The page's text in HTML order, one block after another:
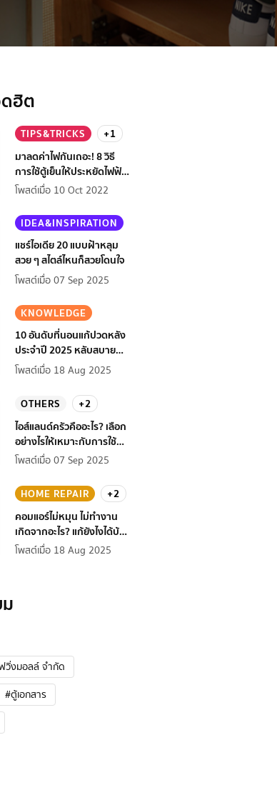
ฮิต
TIPS&TRICKS
+1
มาลดค่าไฟกันเถอะ! 8 วิธี
การใช้ตู้เย็นให้ประหยัดไฟฟ้า
กว่าเดิม
โพสต์เมื่อ 10 Oct 2022
IDEA&INSPIRATION
แชร์ไอเดีย 20 แบบฝ้าหลุม
สวย ๆ สไตล์ไหนก็สวยโดนใจ
โพสต์เมื่อ 07 Sep 2025
KNOWLEDGE
10 อันดับที่นอนแก้ปวดหลัง
ประจำปี 2025 หลับสบาย
สุขภาพดียิ่งกว่าเดิม
โพสต์เมื่อ 18 Aug 2025
OTHERS
+2
ไอส์แลนด์ครัวคืออะไร? เลือก
อย่างไรให้เหมาะกับการใช้
งานที่บ้าน
โพสต์เมื่อ 07 Sep 2025
HOME REPAIR
+2
คอมแอร์ไม่หมุน ไม่ทํางาน
เกิดจากอะไร? แก้ยังไงได้บ้าง
ก่อนแอร์พัง!
โพสต์เมื่อ 18 Aug 2025
วิ่งมอลล์ จำกัด
#ตู้เอกสาร